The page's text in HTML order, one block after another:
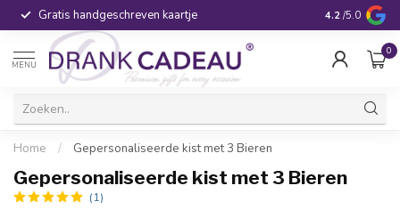
Gratis handgeschreven kaartje Voor 16:00
4.2 /5.0
MENU
0
Home / Gepersonaliseerde kist met 3 Bieren
Gepersonaliseerde kist met 3 Bieren
(1)